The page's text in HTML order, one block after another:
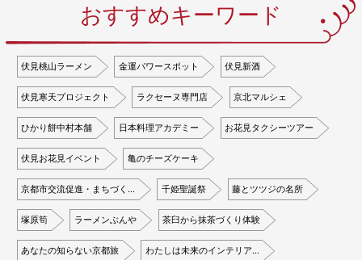
おすすめキーワード
伏見桃山ラーメン 金運パワースポット 伏見新酒
伏見寒天プロジェクト ラクセーヌ専門店 京北マルシェ
ひかり餅中村本舗 日本料理アカデミー お花見タクシーツアー
伏見お花見イベント 亀のチーズケーキ
京都市交流促進・まちづく… 千姫聖誕祭 藤とツツジの名所
塚原筍 ラーメンぶんや 茶臼から抹茶づくり体験
あなたの知らない京都旅 わたしは未来のインテリア…